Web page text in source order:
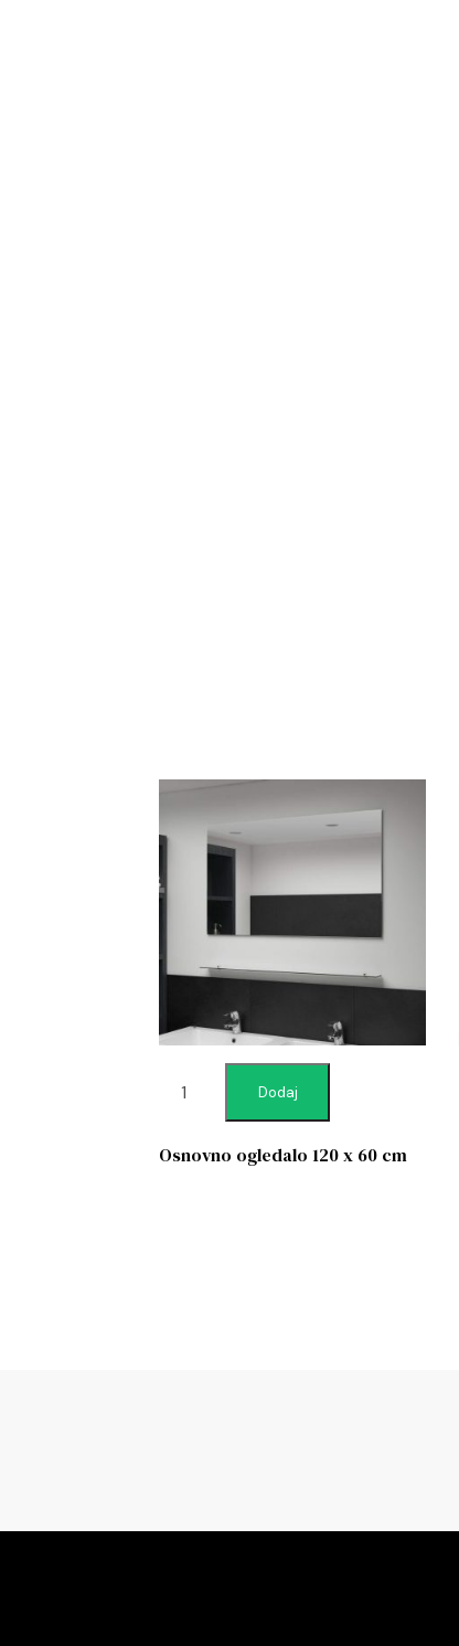
Dodaj
Osnovno ogledalo 120 x 60 cm